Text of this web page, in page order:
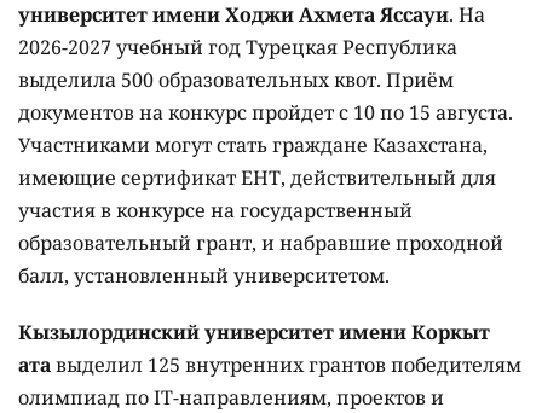
университет имени Ходжи Ахмета Яссауи. На
2026-2027 учебный год Турецкая Республика
выделила 500 образовательных квот. Приём
документов на конкурс пройдет с 10 по 15 августа.
Участниками могут стать граждане Казахстана,
имеющие сертификат ЕНТ, действительный для
участия в конкурсе на государственный
образовательный грант, и набравшие проходной
балл, установленный университетом.
Кызылординский университет имени Коркыт
атавыделил 125 внутренних грантов победителям
олимпиад по IT-направлениям, проектов и